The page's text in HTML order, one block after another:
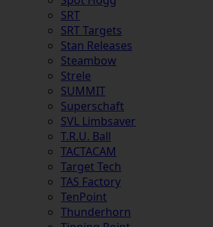
SRT
SRT Targets
Stan Releases
Steambow
Strele
SUMMIT
Superschaft
SVL Limbsaver
T.R.U. Ball
TACTACAM
Target Tech
TAS Factory
TenPoint
Thunderhorn